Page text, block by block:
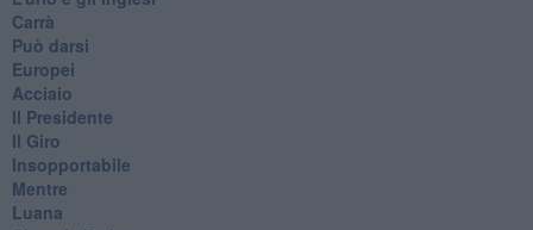
Carrà
Può darsi
Europei
Acciaio
Il Presidente
​Il Giro
Insopportabile
​Mentre
Luana